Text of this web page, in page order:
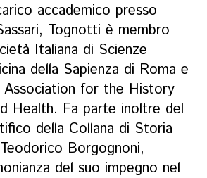
accademico presso
Tognotti è membro
Italiana di Scienze
della Sapienza di Roma e
Association for the History
Health. Fa parte inoltre del
della Collana di Storia
Borgognoni,
del suo impegno nel